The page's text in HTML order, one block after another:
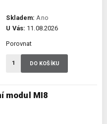
modul MI8
Skladem: Ano
U Vás: 11.08.2026
Porovnat
DO KOŠÍKU